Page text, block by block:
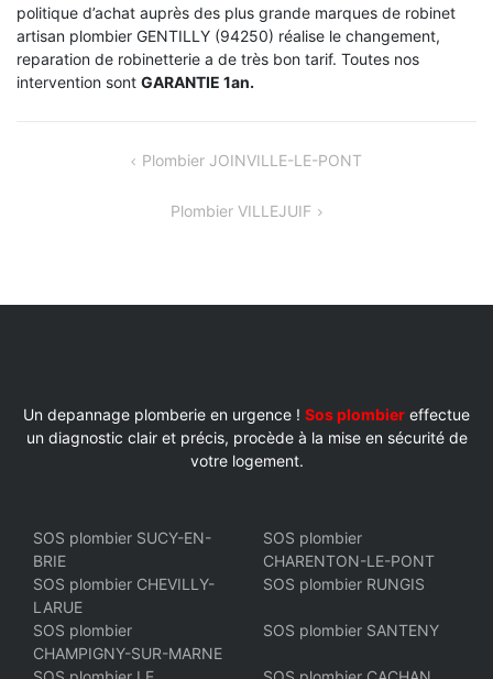
politique d’achat auprès des plus grande marques de robinet
artisan plombier GENTILLY (94250) réalise le changement,
reparation de robinetterie a de très bon tarif. Toutes nos
intervention sont GARANTIE 1an.
NAVIGATIONPlombier JOINVILLE-LE-PONT
Plombier VILLEJUIF
Un depannage plomberie en urgence ! Sos plombier effectue
un diagnostic clair et précis, procède à la mise en sécurité de
votre logement.
SOS plombier SUCY-EN-
BRIE
SOS plombier
CHARENTON-LE-PONT
SOS plombier CHEVILLY-
LARUE
SOS plombier RUNGIS
SOS plombier
CHAMPIGNY-SUR-MARNE
SOS plombier SANTENY